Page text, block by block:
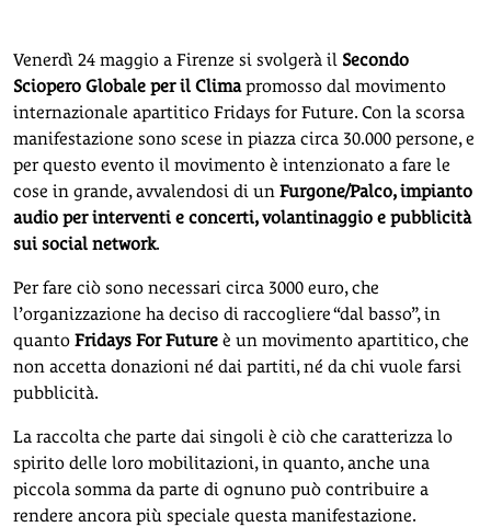
Venerdì 24 maggio a Firenze si svolgerà il Secondo
Sciopero Globale per il Climapromosso dal movimento
internazionale apartitico Fridays for Future. Con la scorsa
manifestazione sono scese in piazza circa 30.000 persone, e
per questo evento il movimento è intenzionato a fare le
cose in grande, avvalendosi di un Furgone/Palco, impianto
audio per interventi e concerti, volantinaggio e pubblicità
sui social network.
Per fare ciò sono necessari circa 3000 euro, che
l’organizzazione ha deciso di raccogliere “dal basso”, in
quanto Fridays For Future è un movimento apartitico, che
non accetta donazioni né dai partiti, né da chi vuole farsi
pubblicità.
La raccolta che parte dai singoli è ciò che caratterizza lo
spirito delle loro mobilitazioni, in quanto, anche una
piccola somma da parte di ognuno può contribuire a
rendere ancora più speciale questa manifestazione.